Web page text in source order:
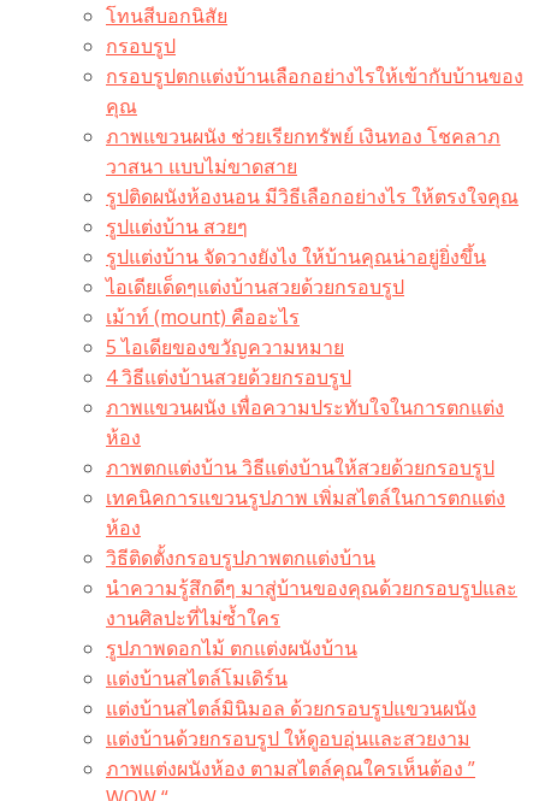
โทนสีบอกนิสัย
กรอบรูป
กรอบรูปตกแต่งบ้านเลือกอย่างไรให้เข้ากับบ้านของ
คุณ
ภาพแขวนผนัง ช่วยเรียกทรัพย์ เงินทอง โชคลาภ
วาสนา แบบไม่ขาดสาย
รูปติดผนังห้องนอน มีวิธีเลือกอย่างไร ให้ตรงใจคุณ
รูปแต่งบ้าน สวยๆ
รูปแต่งบ้าน จัดวางยังไง ให้บ้านคุณน่าอยู่ยิ่งขึ้น
ไอเดียเด็ดๆแต่งบ้านสวยด้วยกรอบรูป
เม้าท์ (mount) คืออะไร​
5 ไอเดียของขวัญความหมาย
4 วิธีแต่งบ้านสวยด้วยกรอบรูป
ภาพแขวนผนัง เพื่อความประทับใจในการตกแต่ง
ห้อง
ภาพตกแต่งบ้าน วิธีแต่งบ้านให้สวยด้วยกรอบรูป
เทคนิคการแขวนรูปภาพ เพิ่มสไตล์ในการตกแต่ง
ห้อง
วิธีติดตั้งกรอบรูปภาพตกแต่งบ้าน
นำความรู้สึกดีๆ มาสู่บ้านของคุณด้วยกรอบรูปและ
งานศิลปะที่ไม่ซ้ำใคร
รูปภาพดอกไม้ ตกแต่งผนังบ้าน
แต่งบ้านสไตล์โมเดิร์น
แต่งบ้านสไตล์มินิมอล ด้วยกรอบรูปแขวนผนัง
แต่งบ้านด้วยกรอบรูป ให้ดูอบอุ่นและสวยงาม
ภาพแต่งผนังห้อง ตามสไตล์คุณใครเห็นต้อง ”